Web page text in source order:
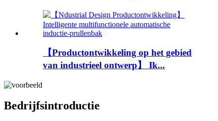
【Productontwikkeling op het gebied
van industrieel ontwerp】 Ik...
Bedrijfsintroductie